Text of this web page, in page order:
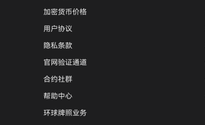
加密货币价格
用户协议
隐私条款
官网验证通道
合约社群
帮助中心
环球牌照业务